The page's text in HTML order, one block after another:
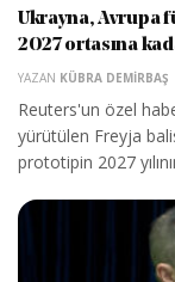
Ukrayna, Avrupa
2027 ortasına
YAZAN KÜBRA DEMIRBAŞ
Reuters'un özel
yürütülen Freyja
prototipin 2027